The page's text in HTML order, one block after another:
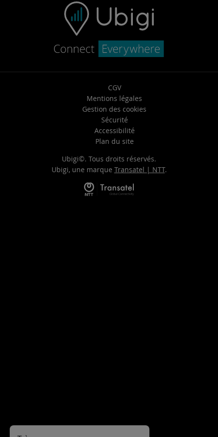
CGV
Mentions légales
Gestion des cookies
Sécurité
Accessibilité
Plan du site
Ubigi©. Tous droits réservés.
Ubigi, une marque Transatel | NTT.